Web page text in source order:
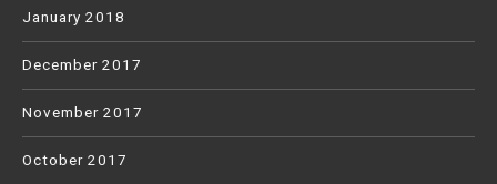
January 2018
December 2017
November 2017
October 2017